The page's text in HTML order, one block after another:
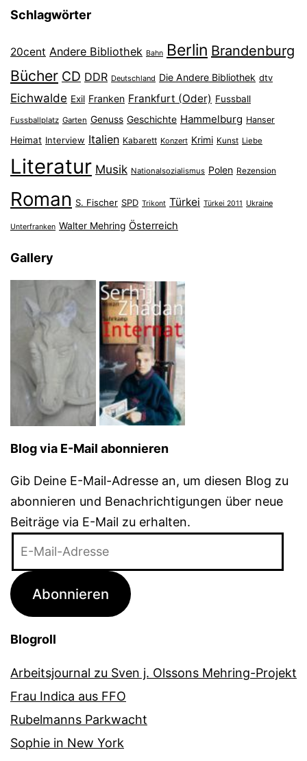
Schlagwörter
20cent Andere Bibliothek Bahn Berlin Brandenburg
Bücher CD DDR Deutschland Die Andere Bibliothek dtv
Eichwalde Exil Franken Frankfurt (Oder) Fussball
Fussballplatz Garten Genuss Geschichte Hammelburg Hanser
Heimat Interview Italien Kabarett Konzert Krimi Kunst Liebe
Literatur Musik Nationalsozialismus Polen Rezension
Roman S. Fischer SPD Trikont Türkei Türkei 2011 Ukraine
Unterfranken Walter Mehring Österreich
Gallery
Blog via E-Mail abonnieren
Gib Deine E-Mail-Adresse an, um diesen Blog zu
abonnieren und Benachrichtigungen über neue
Beiträge via E-Mail zu erhalten.
Adresse
Abonnieren
Blogroll
Arbeitsjournal zu Sven j. Olssons Mehring-Projekt
Frau Indica aus FFO
Rubelmanns Parkwacht
Sophie in New York